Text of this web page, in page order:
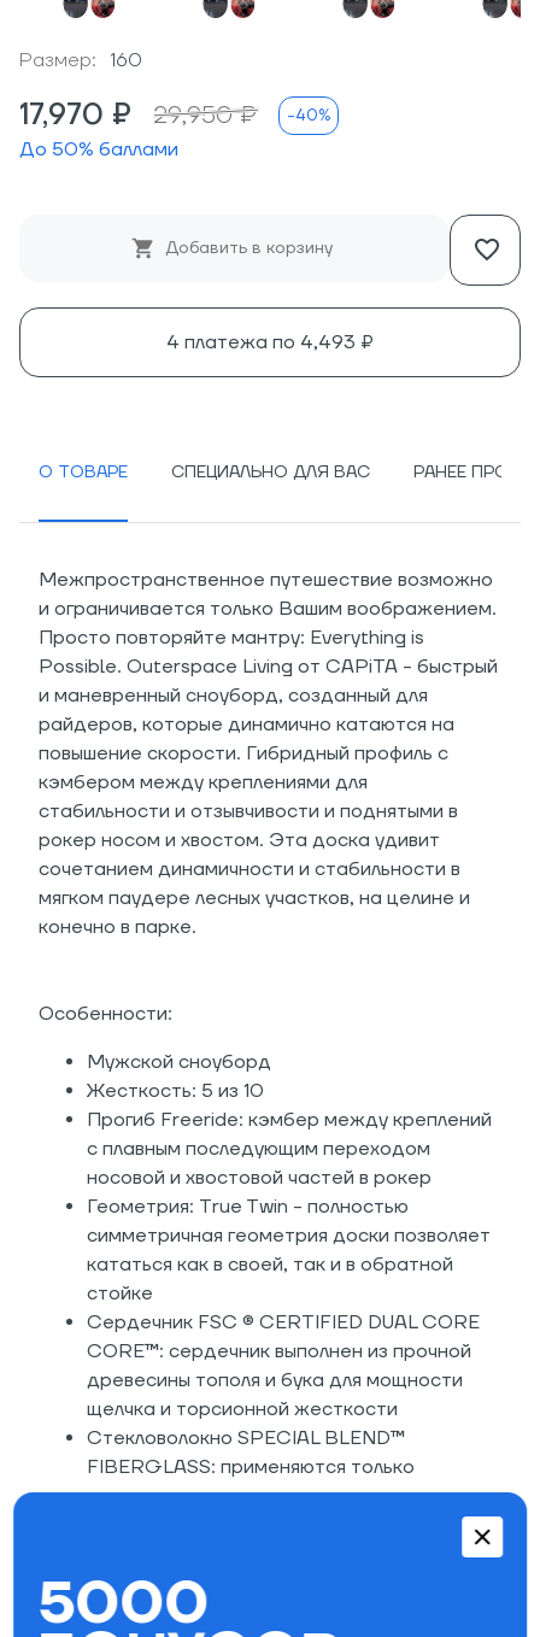
Размер: 160
17,970 ₽ 29,950 ₽ -40%
До 50% баллами
Добавить в корзину
4 платежа по 4,493 ₽
О ТОВАРЕ СПЕЦИАЛЬНО ДЛЯ ВАС РАНЕЕ
Межпространственное путешествие возможно
и ограничивается только Вашим воображением.
Просто повторяйте мантру: Everything is
Possible. Outerspace Living от CAPiTA - быстрый
и маневренный сноуборд, созданный для
райдеров, которые динамично катаются на
повышение скорости. Гибридный профиль с
кэмбером между креплениями для
стабильности и отзывчивости и поднятыми в
рокер носом и хвостом. Эта доска удивит
сочетанием динамичности и стабильности в
мягком паудере лесных участков, на целине и
конечно в парке.
Особенности:
Мужской сноуборд
Жесткость: 5 из 10
Прогиб Freeride: кэмбер между креплений
с плавным последующим переходом
носовой и хвостовой частей в рокер
Геометрия: True Twin - полностью
симметричная геометрия доски позволяет
кататься как в своей, так и в обратной
стойке
Сердечник FSC ® CERTIFIED DUAL CORE
CORE™: сердечник выполнен из прочной
древесины тополя и бука для мощности
щелчка и торсионной жесткости
Стекловолокно SPECIAL BLEND™
FIBERGLASS: применяются только
экологичные материалы, растительная
Четыре вставки Titanal Struts длиной 20
мм расположены попарно в носовой и
хвостовой частях доски. Вставки из
5000